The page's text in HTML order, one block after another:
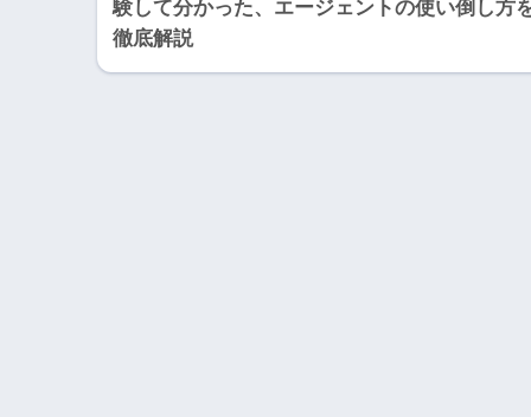
験して分かった、エージェントの使い倒し方
徹底解説